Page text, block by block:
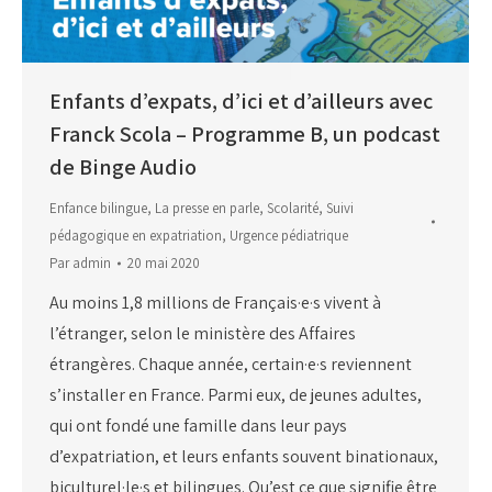
Enfants d’expats, d’ici et d’ailleurs avec
Franck Scola – Programme B, un podcast
de Binge Audio
Enfance bilingue, La presse en parle, Scolarité, Suivi
pédagogique en expatriation, Urgence pédiatrique
Paradmin 20 mai 2020
Au moins 1,8 millions de Français·e·s vivent à
l’étranger, selon le ministère des Affaires
étrangères. Chaque année, certain·e·s reviennent
s’installer en France. Parmi eux, de jeunes adultes,
qui ont fondé une famille dans leur pays
d’expatriation, et leurs enfants souvent binationaux,
biculturel·le·s et bilingues. Qu’est ce que signifie être